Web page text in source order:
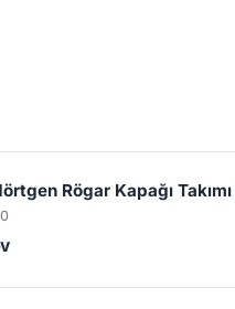
Rögar Kapağı